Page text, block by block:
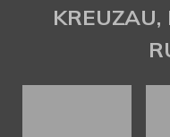
KREUZAU,